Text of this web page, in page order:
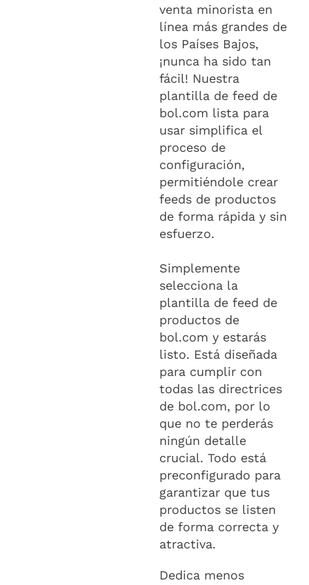
venta minorista en
línea más grandes de
los Países Bajos,
¡nunca ha sido tan
fácil! Nuestra
plantilla de feed de
bol.com lista para
usar simplifica el
proceso de
configuración,
permitiéndole crear
feeds de productos
de forma rápida y sin
esfuerzo.
Simplemente
selecciona la
plantilla de feed de
productos de
bol.com y estarás
listo. Está diseñada
para cumplir con
todas las directrices
de bol.com, por lo
que no te perderás
ningún detalle
crucial. Todo está
preconfigurado para
garantizar que tus
productos se listen
de forma correcta y
atractiva.
Dedica menos